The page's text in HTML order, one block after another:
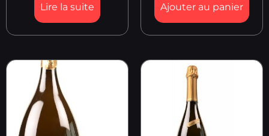
Lire la suite Ajouter au panier